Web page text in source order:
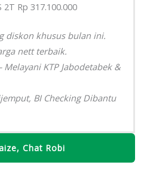
2T Rp 317.100.000
diskon khusus bulan ini.
nett terbaik.
Melayani KTP Jabodetabek &
BI Checking Dibantu
Chat Robi